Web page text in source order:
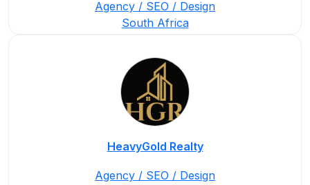
Agency / SEO / Design
South Africa
HeavyGold Realty
Agency / SEO / Design